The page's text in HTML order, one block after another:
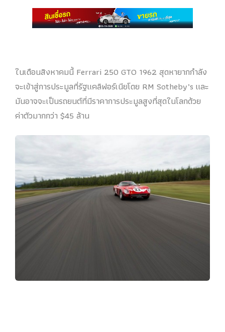
ในเดือนสิงหาคมนี้ Ferrari 250 GTO 1962 สุดหายากกำลัง
จะเข้าสู่การประมูลที่รัฐแคลิฟอร์เนียโดย RM Sotheby’s และ
มันอาจจะเป็นรถยนต์ที่มีราคาการประมูลสูงที่สุดในโลกด้วย
ค่าตัวมากกว่า $45 ล้าน